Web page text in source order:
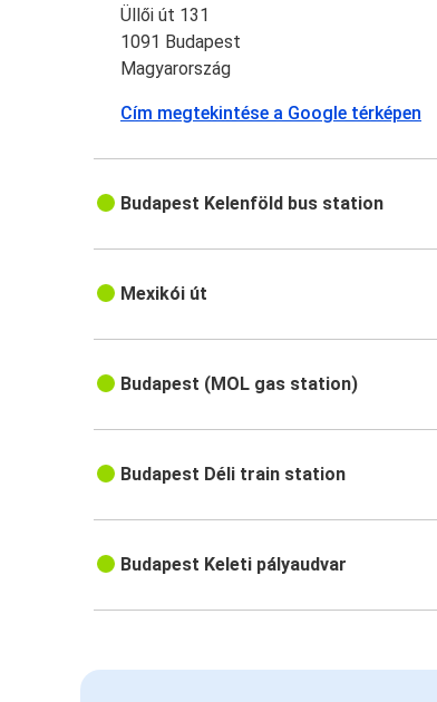
Üllői út 131
1091 Budapest
Magyarország
Cím megtekintése a Google térképen
Budapest Kelenföld bus station
Mexikói út
Budapest (MOL gas station)
Budapest Déli train station
Budapest Keleti pályaudvar